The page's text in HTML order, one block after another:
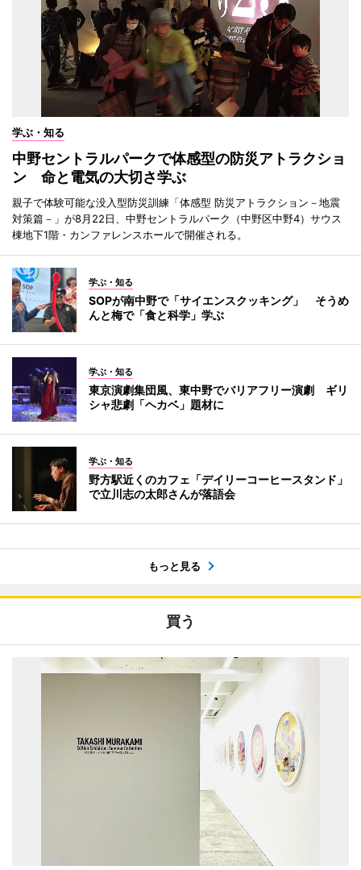
学ぶ・知る
中野セントラルパークで体感型の防災アトラクショ
ン 命と電気の大切さ学ぶ
親子で体験可能な没入型防災訓練「体感型 防災アトラクション－地震
対策篇－」が8月22日、中野セントラルパーク（中野区中野4）サウス
棟地下1階・カンファレンスホールで開催される。
学ぶ・知る
SOPが南中野で「サイエンスクッキング」 そうめ
んと梅で「食と科学」学ぶ
学ぶ・知る
東京演劇集団風、東中野でバリアフリー演劇 ギリ
シャ悲劇「ヘカベ」題材に
学ぶ・知る
野方駅近くのカフェ「デイリーコーヒースタンド」
で立川志の太郎さんが落語会
もっと見る
買う